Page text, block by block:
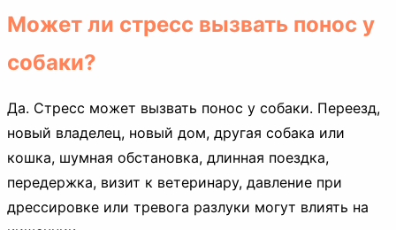
Может ли стресс вызвать понос у
собаки?
Да. Стресс может вызвать понос у собаки. Переезд,
новый владелец, новый дом, другая собака или
кошка, шумная обстановка, длинная поездка,
передержка, визит к ветеринару, давление при
дрессировке или тревога разлуки могут влиять на